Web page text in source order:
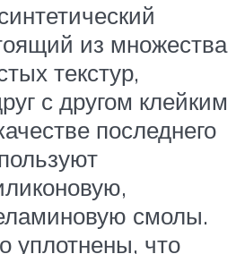
из множества
текстур,
с другом клейким
последнего
смолы.
уплотнены, что